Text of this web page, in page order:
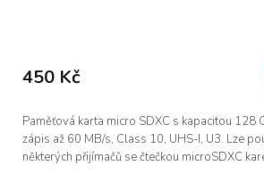
450 Kč
Paměťová karta micro SDXC s kapacitou 128
zápis až 60 MB/s, Class 10, UHS-I, U3. Lze
některých přijímačů se čtečkou microSDXC